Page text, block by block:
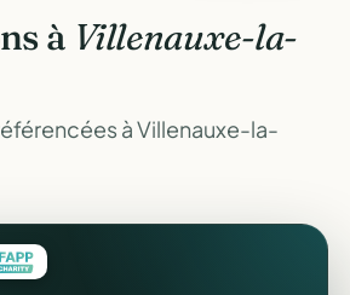
à Villenauxe-la-
à Villenauxe-la-